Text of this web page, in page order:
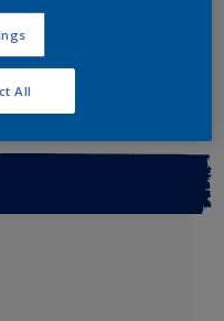
Finn en forhandler
All